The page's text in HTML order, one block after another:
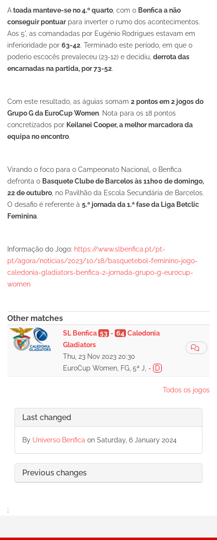
Atoada manteve-se no 4.º quarto , com o Benfica a não
conseguir pontuarpara inverter o rumo dos acontecimentos.
Aos 5', as comandadas por Eugénio Rodrigues estavam em
inferioridade por 63-42. Terminado este período, em que o
poderio escocês prevaleceu (23-12) e decidiu, derrota das
encarnadas na partida, por 73-52.
Com este resultado, as águias somam 2 pontos em 2 jogos do
Grupo G da EuroCup Women. Nota para os 18 pontos
concretizados por Keilanei Cooper, a melhor marcadora da
equipa no encontro.
Virando o foco para o Campeonato Nacional, o Benfica
defronta o Basquete Clube de Barcelos às 11h00 de domingo,
22 de outubro , no Pavilhão da Escola Secundária de Barcelos.
O desafio é referente à 5.ª jornada da 1.ª fase da Liga Betclic
Feminina.
Informação do Jogo: https://www.slbenfica.pt/pt-
pt/agora/noticias/2023/10/18/basquetebol-feminino-jogo-
caledonia-gladiators-benfica-2-jornada-grupo-g-eurocup-
women
Other matches
SL Benfica 53- 64 Caledonia
Gladiators
Thu, 23 Nov 2023 20:30
EuroCup Women, FG, 5ª J, -
D
Todos os jogos
Last changed
By Universo Benfica on Saturday, 6 January 2024
Previous changes
;